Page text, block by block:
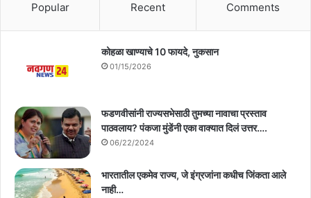
Popular Recent Comments
कोहळा खाण्याचे 10 फायदे, नुकसान
01/15/2026
फडणवीसांनी राज्यसभेसाठी तुमच्या नावाचा प्रस्ताव
पाठवलाय? पंकजा मुंडेंनी एका वाक्यात दिलं उत्तर….
06/22/2024
भारतातील एकमेव राज्य, जे इंग्रजांना कधीच जिंकता आले
नाही…